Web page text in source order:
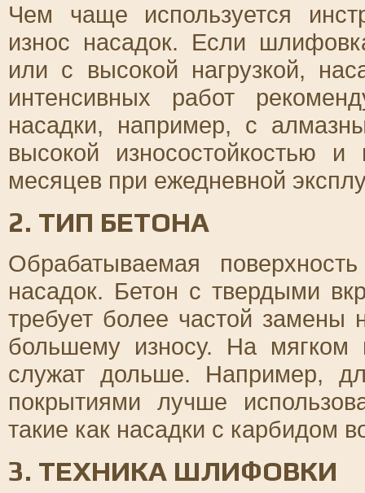
Чем чаще используется
износ насадок. Если
или с высокой нагрузкой,
интенсивных работ
насадки, например, с
высокой износостойкостью
месяцев при ежедневной
2. ТИП БЕТОНА
Обрабатываемая
насадок. Бетон с твердыми
требует более частой замены
большему износу. На мягком
служат дольше. Например,
покрытиями лучше
такие как насадки с карбидом
3. ТЕХНИКА ШЛИФОВКИ